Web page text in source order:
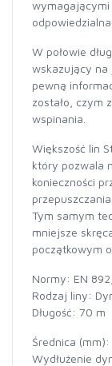
W połowie
wskazujący na
pewną
zostało, czym
wspinania.
Większość lin
który pozwala
konieczności
Tym samym
mniejsze
początkowym
Normy: EN
Rodzaj liny:
Długość: 70 m
Średnica (mm):
Wydłużenie